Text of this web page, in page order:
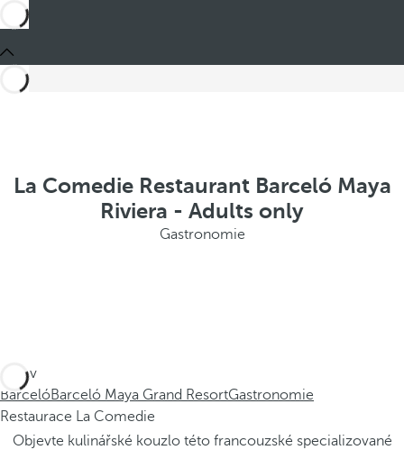
La Comedie Restaurant Barceló Maya
Riviera - Adults only
Gastronomie
Jste v
BarcelóBarceló Maya Grand ResortGastronomie
Restaurace La Comedie
Objevte kulinářské kouzlo této francouzské specializované